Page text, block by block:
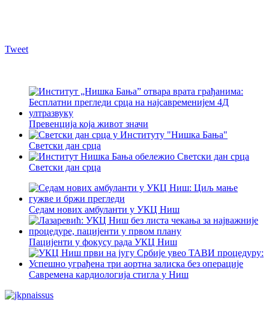
Tweet
Превенција која живот значи
Светски дан срца
Светски дан срца
Седам нових амбуланти у УКЦ Ниш
Пацијенти у фокусу рада УКЦ Ниш
Савремена кардиологија стигла у Ниш